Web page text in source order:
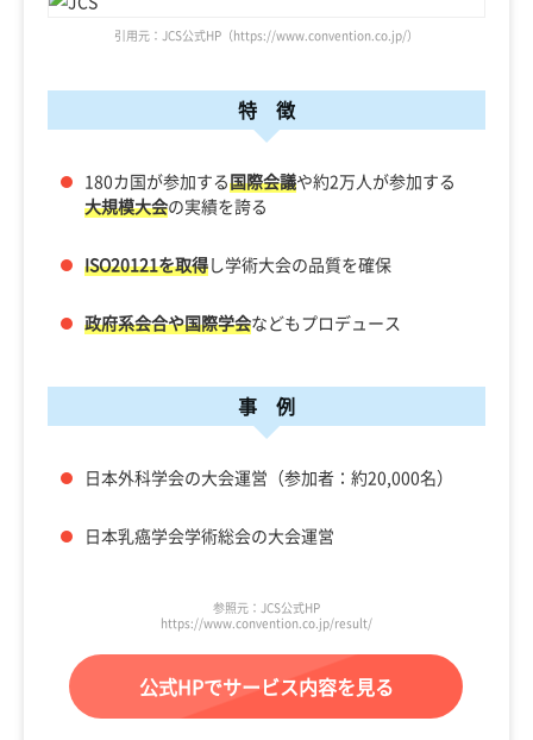
引用元：JCS公式HP（https://www.convention.co.jp/）
特 徴
180カ国が参加する国際会議や約2万人が参加する
大規模大会の実績を誇る
ISO20121を取得し学術大会の品質を確保
政府系会合や国際学会などもプロデュース
事 例
日本外科学会の大会運営（参加者：約20,000名）
日本乳癌学会学術総会の大会運営
参照元：JCS公式HP
https://www.convention.co.jp/result/
公式HPでサービス内容を見る